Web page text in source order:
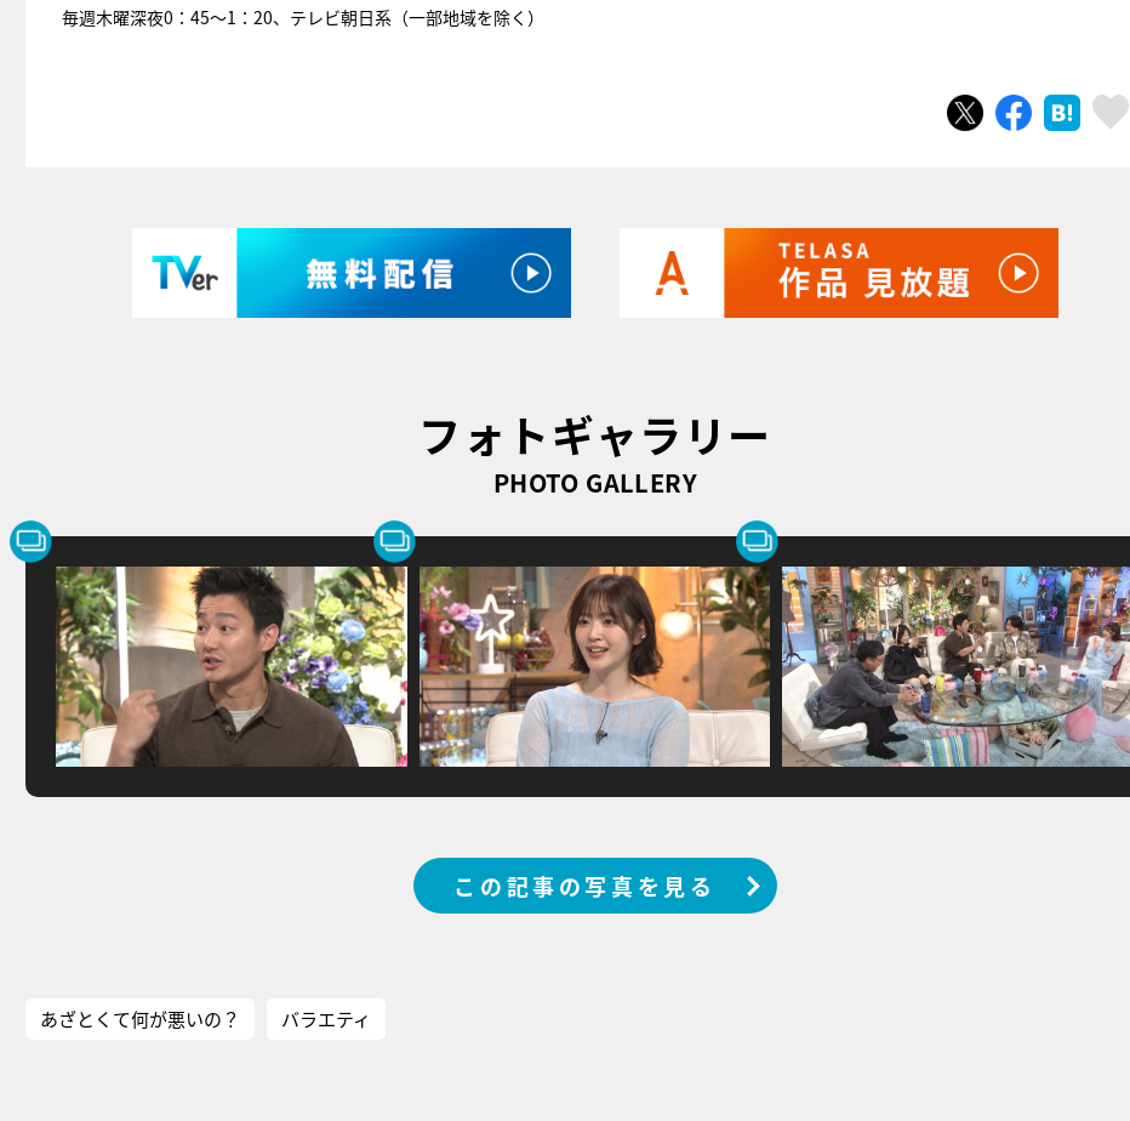
毎週木曜深夜0：45～1：20、テレビ朝日系（一部地域を除く）
ツイートシェア はてブ
フォトギャラリー
PHOTO GALLERY
この記事の写真を見る
あざとくて何が悪いの？ バラエティ